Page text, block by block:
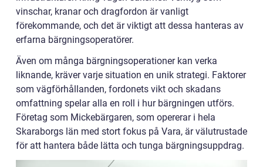
vinschar, kranar och dragfordon är vanligt
förekommande, och det är viktigt att dessa hanteras av
erfarna bärgningsoperatörer.
Även om många bärgningsoperationer kan verka
liknande, kräver varje situation en unik strategi. Faktorer
som vägförhållanden, fordonets vikt och skadans
omfattning spelar alla en roll i hur bärgningen utförs.
Företag som Mickebärgaren, som opererar i hela
Skaraborgs län med stort fokus på Vara, är välutrustade
för att hantera både lätta och tunga bärgningsuppdrag.